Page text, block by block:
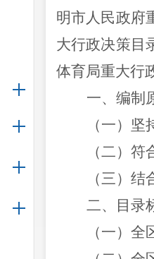
明市人民政府
大行政决策目
体育局重大行
一、编制
（一）
（二）
（三）结
二、目录
（一）全